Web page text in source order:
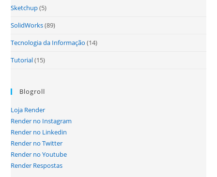
Sketchup(5)
SolidWorks(89)
Tecnologia da Informação (14)
Tutorial(15)
Blogroll
Loja Render
Render no Instagram
Render no Linkedin
Render no Twitter
Render no Youtube
Render Respostas